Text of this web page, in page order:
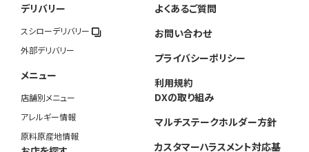
デリバリー
スシローデリバリー
外部デリバリー
メニュー
店舗別メニュー
アレルギー情報
原料原産地情報
よくあるご質問
お問い合わせ
プライバシーポリシー
利用規約
DXの取り組み
マルチステークホルダー方針
カスタマーハラスメント対応基